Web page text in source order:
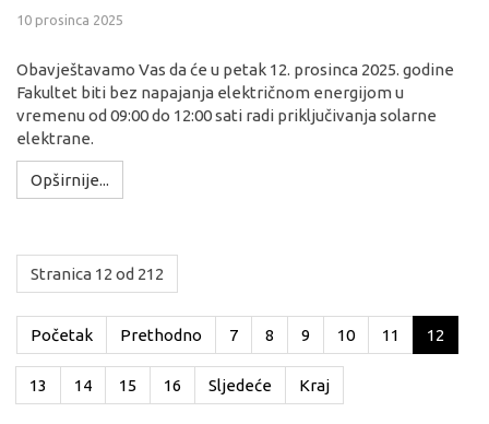
10 prosinca 2025
Obavještavamo Vas da će u petak 12. prosinca 2025. godine
Fakultet biti bez napajanja električnom energijom u
vremenu od 09:00 do 12:00 sati radi priključivanja solarne
elektrane.
Opširnije...
Stranica 12 od 212
Početak Prethodno 7 8 9 10 11 12
13 14 15 16 Sljedeće Kraj